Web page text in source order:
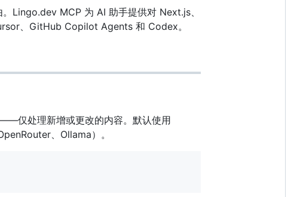
Lingo.dev MCP 为 AI 助手提供对 Next.js、
、GitHub Copilot Agents 和 Codex。
仅处理新增或更改的内容。默认使用
、Ollama）。